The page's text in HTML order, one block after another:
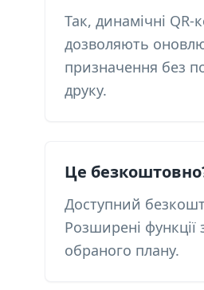
Так, динамічні QR-
дозволяють
призначення без
друку.
Це
Доступний
Розширені функції
обраного плану.